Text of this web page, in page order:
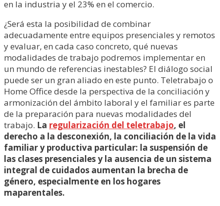
en la industria y el 23% en el comercio.
¿Será esta la posibilidad de combinar
adecuadamente entre equipos presenciales y remotos
y evaluar, en cada caso concreto, qué nuevas
modalidades de trabajo podremos implementar en
un mundo de referencias inestables? El diálogo social
puede ser un gran aliado en este punto. Teletrabajo o
Home Office desde la perspectiva de la conciliación y
armonización del ámbito laboral y el familiar es parte
de la preparación para nuevas modalidades del
trabajo. La regularización del teletrabajo, el
derecho a la desconexión, la conciliación de la vida
familiar y productiva particular: la suspensión de
las clases presenciales y la ausencia de un sistema
integral de cuidados aumentan la brecha de
género, especialmente en los hogares
maparentales.